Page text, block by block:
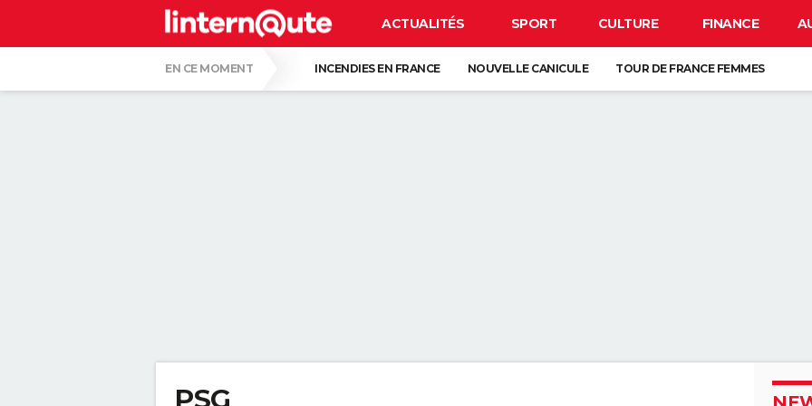
ACTUALITÉS SPORT CULTURE FINANCE
EN CE MOMENT INCENDIES EN FRANCE NOUVELLE CANICULE TOUR DE FRANCE FEMMES
PSG